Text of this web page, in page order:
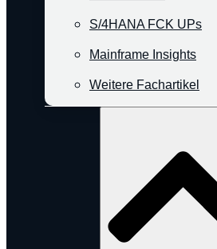
S/4HANA FCK UPs
Mainframe Insights
Weitere Fachartikel